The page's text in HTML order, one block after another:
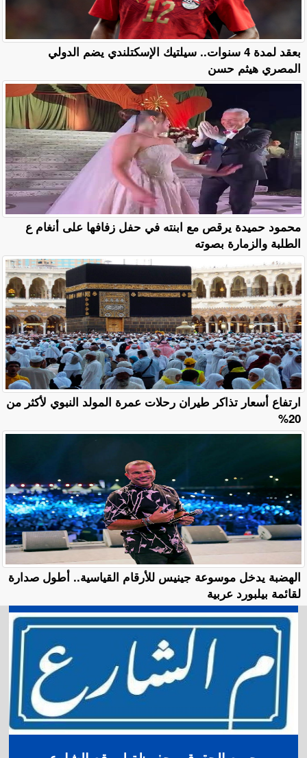
بعقد لمدة 4 سنوات.. سيلتيك الإسكتلندي يضم الدولي
المصري هيثم حسن
محمود حميدة يرقص مع ابنته في حفل زفافها على أنغام ع
الطلبة والزمارة بصوته
ارتفاع أسعار تذاكر طيران رحلات عمرة المولد النبوي لأكثر من
20%
الهضبة يدخل موسوعة جينيس للأرقام القياسية.. أطول صدارة
لقائمة بيلبورد عربية